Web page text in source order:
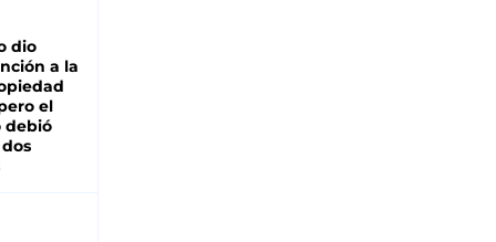
dio
a la
el
debió